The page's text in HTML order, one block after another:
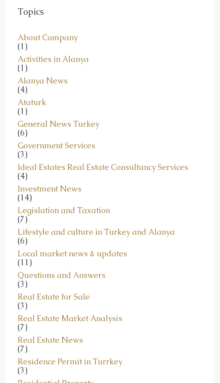
(1)
Activities in Alanya
(1)
Alanya News
(4)
Ataturk
(1)
General News Turkey
(6)
Government Services
(3)
Ideal Estates Real Estate Consultancy Services
(4)
Investment News
(14)
Legislation and Taxation
(7)
Lifestyle and culture in Turkey and Alanya
(6)
Local market news & updates
(11)
Questions and Answers
(3)
Real Estate for Sale
(3)
Real Estate Market Analysis
(7)
Real Estate News
(7)
Residence Permit in Turrkey
(3)
Residential Property
(1)